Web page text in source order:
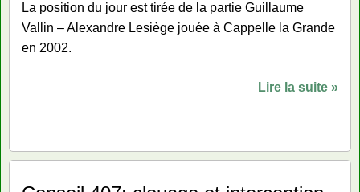
La position du jour est tirée de la partie Guillaume
Vallin – Alexandre Lesiège jouée à Cappelle la Grande
en 2002.
Lire la suite »